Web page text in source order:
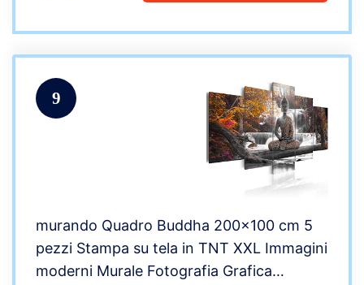
9
murando Quadro Buddha 200×100 cm 5
pezzi Stampa su tela in TNT XXL Immagini
moderni Murale Fotografia Grafica